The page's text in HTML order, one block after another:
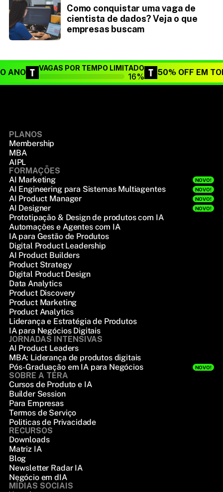
Como conquistar uma vaga de
cientista de dados? Veja o que
empresas buscam
ANO VAGAS POR TEMPO LIMITADO
16% 50% OFF EM
PLANOS
Membership
MBA
AIPL
FORMAÇÕES
AI Marketing
NOVO!
AI Engineering para Sistemas Multiagentes NOVO!
AI Product Manager NOVO!
AI Designer NOVO!
Prototipação & Design de produtos com IA
Automações e Agentes com IA
IA para Gestão de Produtos
Digital Product Leadership
AI Product Builders
Product Strategy
Digital Product Design
Data Analytics
Product Discovery
Product Marketing
Product Analytics
Liderança e Estratégia de Produtos
IA para Negócios Digitais
JORNADAS INTENSIVAS
AI Product Leaders
MBA: Liderança de produtos digitais
Pós-Graduação em IA para Negócios
NOVO!
SOBRE A TERA
Cursos de Produto e IA
Builder Session
Para Empresas
Termos de Serviço
Politicas de Privacidade
RECURSOS
Downloads
Matriz IA
Blog
Newsletter Radar IA
Negócio em dIA
MÍDIAS SOCIAIS